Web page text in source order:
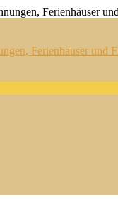
Ferienhäuser und